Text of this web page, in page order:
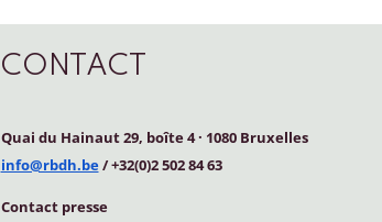
CONTACT
Quai du Hainaut 29, boîte 4· 1080 Bruxelles
info@rbdh.be/ +32(0)2 502 84 63
Contact presse